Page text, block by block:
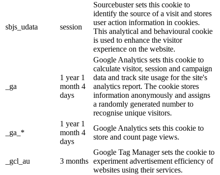
sbjs_udata session
Sourcebuster sets this cookie to
identify the source of a visit and stores
user action information in cookies.
This analytical and behavioural cookie
is used to enhance the visitor
experience on the website.
_ga
1 year 1
month 4
days
Google Analytics sets this cookie to
calculate visitor, session and campaign
data and track site usage for the site's
analytics report. The cookie stores
information anonymously and assigns
a randomly generated number to
recognise unique visitors.
_ga_*
1 year 1
month 4
days
Google Analytics sets this cookie to
store and count page views.
_gcl_au 3 months
Google Tag Manager sets the cookie to
experiment advertisement efficiency of
websites using their services.